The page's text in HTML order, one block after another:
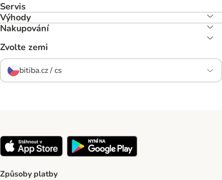
Servis
Výhody
Nakupování
Zvolte zemi
bitiba.cz / cs
Způsoby platby